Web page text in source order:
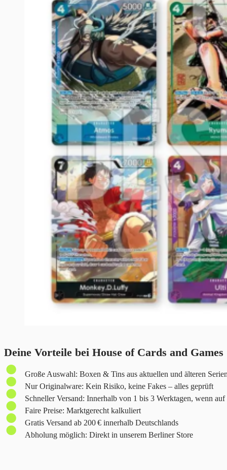
Deine Vorteile bei House of Cards and Games
Große Auswahl: Boxen & Tins aus aktuellen und älteren
Nur Originalware: Kein Risiko, keine Fakes – alles geprüft
Schneller Versand: Innerhalb von 1 bis 3 Werktagen, wenn auf
Faire Preise: Marktgerecht kalkuliert
Gratis Versand ab 200 € innerhalb Deutschlands
Abholung möglich: Direkt in unserem Berliner Store